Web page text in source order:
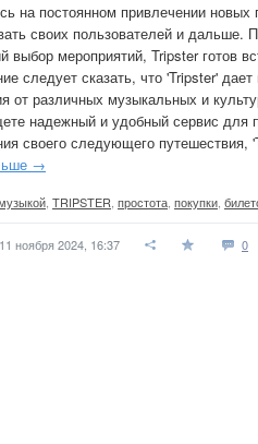
на постоянном привлечении
своих пользователей и дальше.
выбор мероприятий, Tripster готов
следует сказать, что 'Tripster'
от различных музыкальных и
надежный и удобный сервис для
своего следующего
→
TRIPSTER простота покупки
11 ноября 2024, 16:37 0